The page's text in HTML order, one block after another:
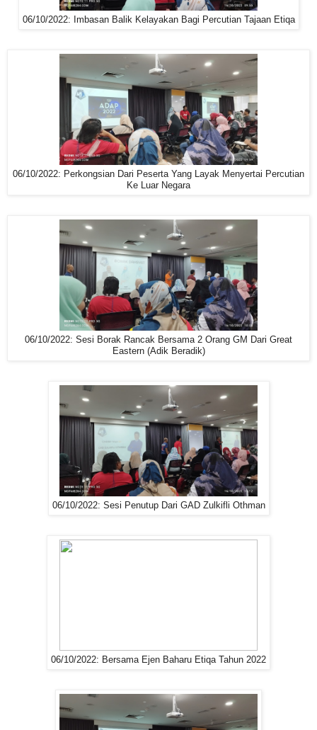
06/10/2022: Imbasan Balik Kelayakan Bagi Percutian Tajaan Etiqa
06/10/2022: Perkongsian Dari Peserta Yang Layak Menyertai Percutian
Ke Luar Negara
06/10/2022: Sesi Borak Rancak Bersama 2 Orang GM Dari Great
Eastern (Adik Beradik)
06/10/2022: Sesi Penutup Dari GAD Zulkifli Othman
06/10/2022: Bersama Ejen Baharu Etiqa Tahun 2022